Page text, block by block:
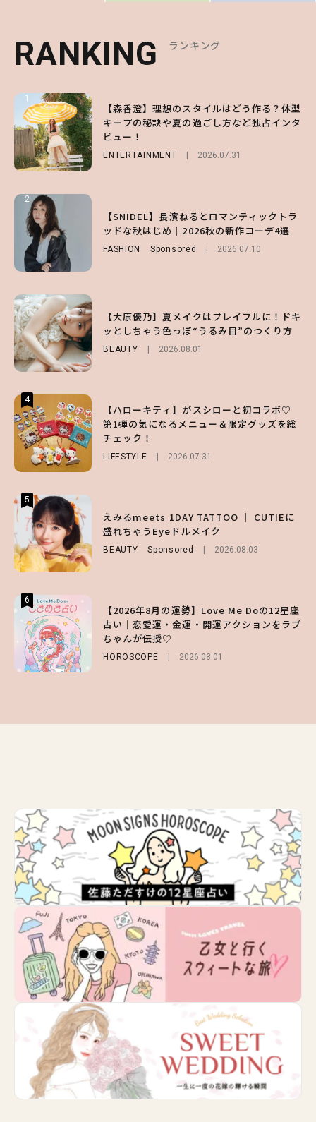
RANKING ランキング
1
【森香澄】理想のスタイルはどう作る？体型
キープの秘訣や夏の過ごし方など独占インタ
ビュー！
ENTERTAINMENT 2026.07.31
2
【SNIDEL】長濱ねるとロマンティックトラ
ッドな秋はじめ｜2026秋の新作コーデ4選
FASHION Sponsored 2026.07.10
3
【大原優乃】夏メイクはプレイフルに！ドキ
ッとしちゃう色っぽ“うるみ目”のつくり方
BEAUTY 2026.08.01
4
【ハローキティ】がスシローと初コラボ♡
第1弾の気になるメニュー＆限定グッズを総
チェック！
LIFESTYLE 2026.07.31
5
えみるmeets 1DAY TATTOO ｜ CUTIEに
盛れちゃうEyeドルメイク
BEAUTY Sponsored 2026.08.03
6
【2026年8月の運勢】Love Me Doの12星座
占い｜恋愛運・金運・開運アクションをラブ
ちゃんが伝授♡
HOROSCOPE 2026.08.01
RANKING ランキング
1
【ハローキティ】がスシローと初コラボ♡
第1弾の気になるメニュー＆限定グッズを総
チェック！
LIFESTYLE 2026.07.31
2
【大原優乃】夏メイクはプレイフルに！ドキ
ッとしちゃう色っぽ“うるみ目”のつくり方
BEAUTY 2026.08.01
3
る⁉ 39店舗限定『My フルーツ³ フラペチー
ノ®』を徹底レポ♡
4
【齋藤飛鳥】人生初のロブに！「意外としっ
くりくるし、すごく新鮮で心地いい」ヘアカ
ットの様子を独占でお届け♡
ENTERTAINMENT 2026.07.30
5
【森香澄】理想のスタイルはどう作る？体型
キープの秘訣や夏の過ごし方など独占インタ
ビュー！
ENTERTAINMENT 2026.07.31
6
【SNIDEL】長濱ねるとロマンティックトラ
ッドな秋はじめ｜2026秋の新作コーデ4選
RANKING ランキング
1
【SNIDEL】長濱ねるとロマンティックトラ
ッドな秋はじめ｜2026秋の新作コーデ4選
2
ノ国屋コラボの“優秀保冷バッグ”は夏の強
い味方！【オトナミューズ9月号増刊】
3
げなく肌見せ！透け感のニュアンスを楽しめ
るマストハブアイテム4選
4
【夏ヘアのくずれ・うねりに】ヘアメイク夢
月直伝♡ ドライシャンプー「バティスト」
を使ったプロ級スタイリング3選
BEAUTY Sponsored
5
【ハローキティ】がスシローと初コラボ♡
第1弾の気になるメニュー＆限定グッズを総
チェック！
2026.07.31
6
【GU】夏の“主役級”アイテム決定！ヘルシ
ー＆可愛すぎる「大人の肌見せ」トップス3
選
FASHION 2026.07.19